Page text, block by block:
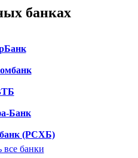
банках
Банк
(РСХБ)
все банки